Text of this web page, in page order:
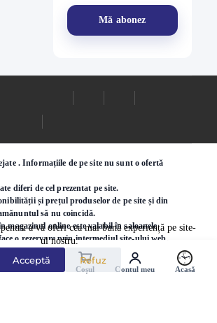
a vă oferi cea mai bună experiență pe site-
ul nostru.
Acceptă Refuz
. Informațiile de pe site nu sunt o ofertă
diferi de cel prezentat pe site.
și prețul produselor de pe site și din
să nu coincidă.
online este valabil în saloanele
o rezervare prin intermediul site-ului web.
Coșul Contul meu Acasă